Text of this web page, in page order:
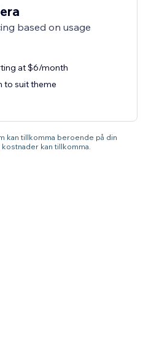
based on usage
at $6/month
to suit theme
kan tillkomma beroende på din
kan tillkomma.